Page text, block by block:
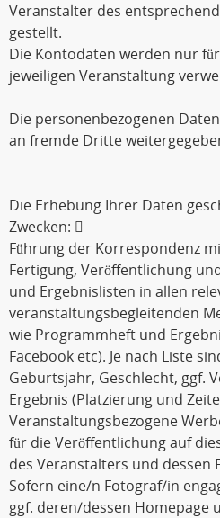
Veranstalter des
gestellt.
Die Kontodaten werden nur
jeweiligen Veranstaltung
Die personenbezogenen
an fremde Dritte
Die Erhebung Ihrer Daten
Zwecken: 
Führung der Korrespondenz
Fertigung, Veröffentlichung
und Ergebnislisten in allen
veranstaltungsbegleitenden
wie Programmheft und
Facebook etc). Je nach Liste
Geburtsjahr, Geschlecht, ggf.
Ergebnis (Platzierung und
Veranstaltungsbezogene
für die Veröffentlichung auf
des Veranstalters und dessen
Sofern eine/n Fotograf/in
ggf. deren/dessen Homepage